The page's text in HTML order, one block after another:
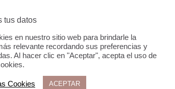
para la próxima vez que comente.
tus datos
en nuestro sitio web para brindarle la
relevante recordando sus preferencias y
Al hacer clic en "Aceptar", acepta el uso de
Cookies ACEPTAR